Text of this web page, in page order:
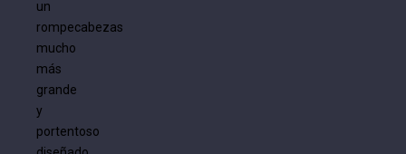
un
rompecabezas
mucho
más
grande
y
portentoso